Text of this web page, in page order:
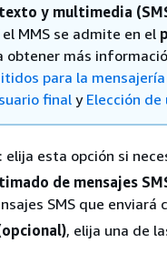
y multimedia
MMS se admite en el
obtener más
para la mensajería
final y Elección
: elija esta opción si
de mensajes
SMS que enviará
, elija una de